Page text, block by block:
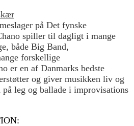
på Det fynske
spiller til dagligt i mange
både Big Band,
forskellige
er en af Danmarks bedste
og giver musikken liv og
leg og ballade i improvisations